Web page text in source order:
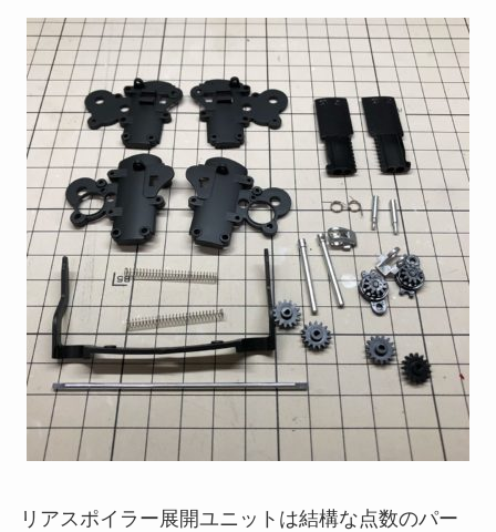
リアスポイラー展開ユニットは結構な点数のパー